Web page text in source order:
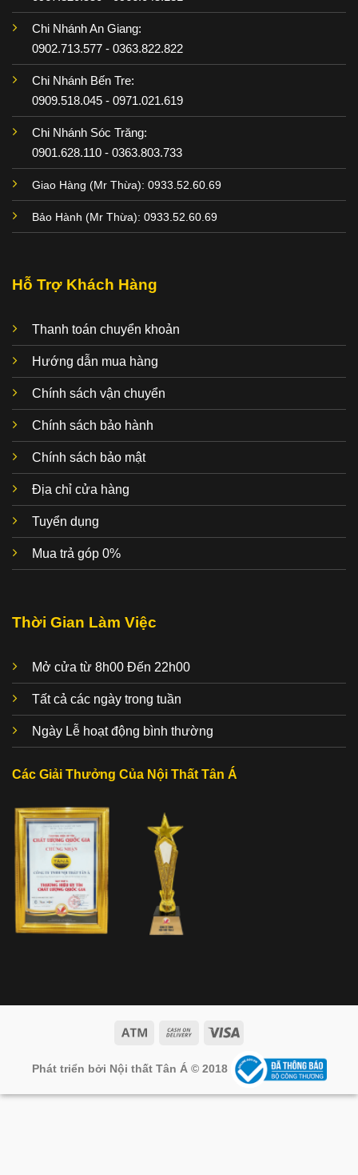
Chi Nhánh An Giang:
0902.713.577 - 0363.822.822
Chi Nhánh Bến Tre:
0909.518.045 - 0971.021.619
Chi Nhánh Sóc Trăng:
0901.628.110 - 0363.803.733
Giao Hàng (Mr Thừa): 0933.52.60.69
Bảo Hành (Mr Thừa): 0933.52.60.69
Hỗ Trợ Khách Hàng
Thanh toán chuyển khoản
Hướng dẫn mua hàng
Chính sách vận chuyển
Chính sách bảo hành
Chính sách bảo mật
Địa chỉ cửa hàng
Tuyển dụng
Mua trả góp 0%
Thời Gian Làm Việc
Mở cửa từ 8h00 Đến 22h00
Tất cả các ngày trong tuần
Ngày Lễ hoạt động bình thường
Các Giải Thưởng Của Nội Thất Tân Á
Phát triển bởi Nội thất Tân Á © 2018